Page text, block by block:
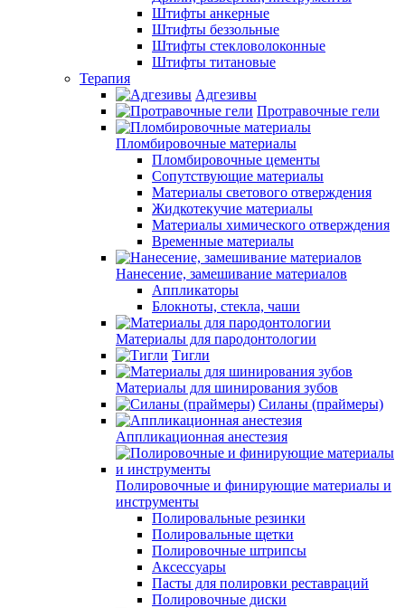
Штифты анкерные
Штифты беззольные
Штифты стекловолоконные
Штифты титановые
Терапия
Адгезивы
Протравочные гели
Пломбировочные материалы
Пломбировочные цементы
Сопутствующие материалы
Материалы светового отверждения
Жидкотекучие материалы
Материалы химического отверждения
Временные материалы
Нанесение, замешивание материалов
Аппликаторы
Блокноты, стекла, чаши
Материалы для пародонтологии
Тигли
Материалы для шинирования зубов
Силаны (праймеры)
Аппликационная анестезия
Полировочные и финирующие материалы и
инструменты
Полировальные резинки
Полировальные щетки
Полировочные штрипсы
Аксессуары
Пасты для полировки реставраций
Полировочные диски